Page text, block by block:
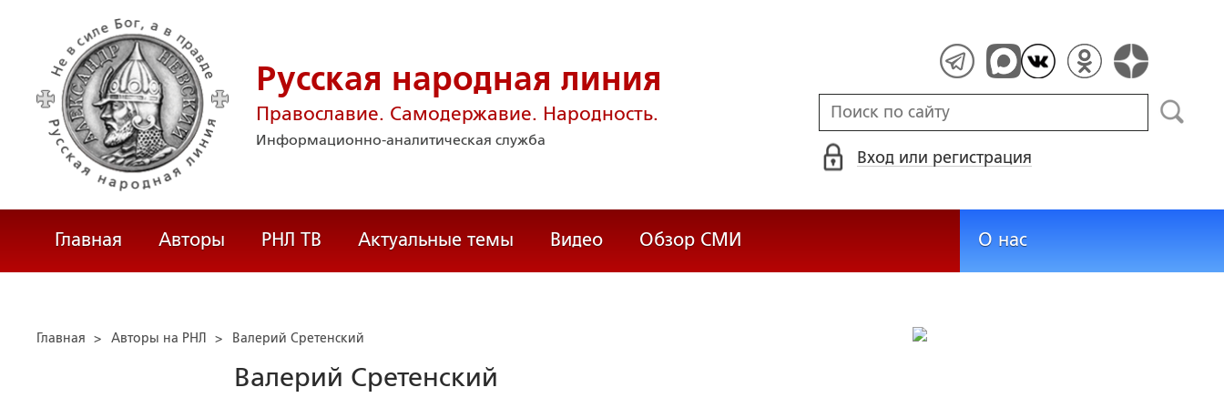
Русская народная линия
Православие. Самодержавие. Народность.
Информационно-аналитическая служба
Вход или регистрация
Главная Авторы РНЛ ТВ Актуальные темы Видео Обзор СМИ О нас
Главная > Авторы на РНЛ > Валерий Сретенский
Валерий Сретенский